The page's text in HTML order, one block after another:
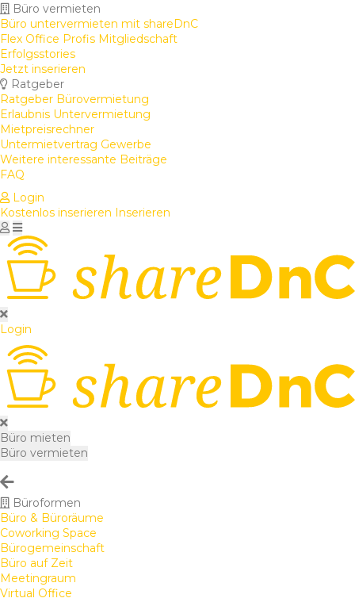
Büro vermieten
Büro untervermieten mit shareDnC
Flex Office Profis Mitgliedschaft
Erfolgsstories
Jetzt inserieren
Ratgeber
Ratgeber Bürovermietung
Erlaubnis Untervermietung
Mietpreisrechner
Untermietvertrag Gewerbe
Weitere interessante Beiträge
FAQ
Login
Kostenlos inserieren Inserieren
Login
Büro mieten
Büro vermieten
Büroformen
Büro & Büroräume
Coworking Space
Bürogemeinschaft
Büro auf Zeit
Meetingraum
Virtual Office